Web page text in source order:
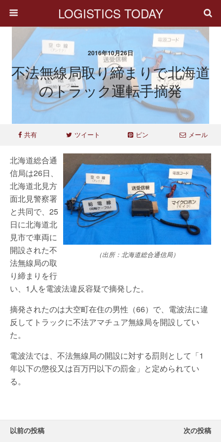
LOGISTICS TODAY
2016年10月26日
不法無線局取り締まりで北海道
のトラック運転手摘発
共有 ツイート ピン メール
（出所：北海道総合通信局）
北海道総合通
信局は26日、
北海道北見方
面北見警察署
と共同で、25
日に北海道北
見市で車両に
開設された不
法無線局の取
り締まりを行
い、1人を電波法違反容疑で摘発した。
摘発されたのは大空町在住の男性（66）で、電波法に違
反してトラックに不法アマチュア無線局を開設してい
た。
電波法では、不法無線局の開設に対する罰則として「1
年以下の懲役又は百万円以下の罰金」と定められてい
る。
以前の投稿 次の投稿